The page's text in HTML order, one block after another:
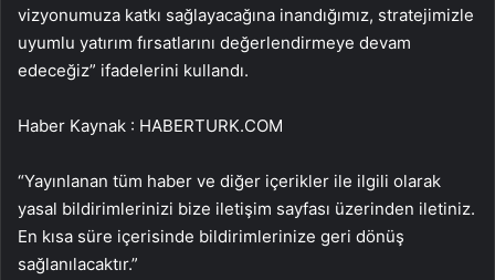
vizyonumuza katkı sağlayacağına inandığımız, stratejimizle
uyumlu yatırım fırsatlarını değerlendirmeye devam
edeceğiz” ifadelerini kullandı.
Haber Kaynak : HABERTURK.COM
“Yayınlanan tüm haber ve diğer içerikler ile ilgili olarak
yasal bildirimlerinizi bize iletişim sayfası üzerinden iletiniz.
En kısa süre içerisinde bildirimlerinize geri dönüş
sağlanılacaktır.”